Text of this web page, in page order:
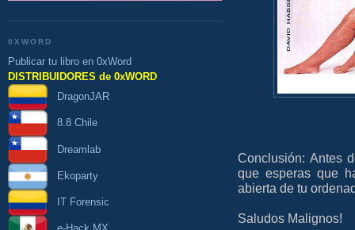
0XWORD
Publicar tu libro en 0xWord
DISTRIBUIDORES de 0xWORD
DragonJAR
8.8 Chile
Dreamlab
Ekoparty
IT Forensic
Conclusión: Antes
que esperas que
abierta de tu
Saludos Malignos!